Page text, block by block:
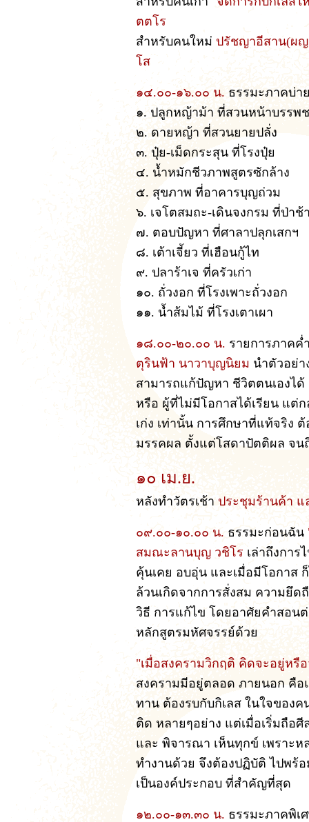
ตตโร
สำหรับคนใหม่ ปรัชญาอีสาน(ผญ
โส
๑๔.๐๐-๑๖.๐๐ น. ธรรมะภาคบ่า
๑. ปลูกหญ้าม้า ที่สวนหน้าบรรพ
๒. ดายหญ้า ที่สวนยายปลั่ง
๓. ปุ๋ย-เม็ดกระสุน ที่โรงปุ๋ย
๔. น้ำหมักชีวภาพสูตรซักล้าง
๕. สุขภาพ ที่อาคารบุญถ่วม
๖. เจโตสมถะ-เดินจงกรม ที่ป่าช้
๗. ตอบปัญหา ที่ศาลาปลุกเสกฯ
๘. เต้าเจี้ยว ที่เฮือนกู้ไท
๙. ปลาร้าเจ ที่ครัวเก่า
๑๐. ถั่วงอก ที่โรงเพาะถั่วงอก
๑๑. น้ำส้มไม้ ที่โรงเตาเผา
๑๘.๐๐-๒๐.๐๐ น. รายการภาคค่
ตุรินฟ้า นาวาบุญนิยม นำตัวอย่า
สามารถแก้ปัญหา ชีวิตตนเองได้
หรือ ผู้ที่ไม่มีโอกาสได้เรียน แต่
เก่ง เท่านั้น การศึกษาที่แท้จริง
มรรคผล ตั้งแต่โสดาปัตติผล จน
๑๐ เม.ย.
หลังทำวัตรเช้า ประชุมร้านค้า
๐๙.๐๐-๑๐.๐๐ น. ธรรมะก่อนฉัน
สมณะลานบุญ วชิโร เล่าถึงการ
คุ้นเคย อบอุ่น และเมื่อมีโอกาส
ล้วนเกิดจากการสั่งสม ความยึด
วิธี การแก้ไข โดยอาศัยคำสอน
หลักสูตรมหัศจรรย์ด้วย
"เมื่อสงครามวิกฤติ คิดจะอยู่หรื
สงครามมีอยู่ตลอด ภายนอก คือ
ทาน ต้องรบกับกิเลส ในใจของ
ติด หลายๆอย่าง แต่เมื่อเริ่มถือศี
และ พิจารณา เห็นทุกข์ เพราะ
ทำงานด้วย จึงต้องปฏิบัติ ไปพร้
เป็นองค์ประกอบ ที่สำคัญที่สุด
๑๒.๐๐-๑๓.๓๐ น. ธรรมะภาคพิเ